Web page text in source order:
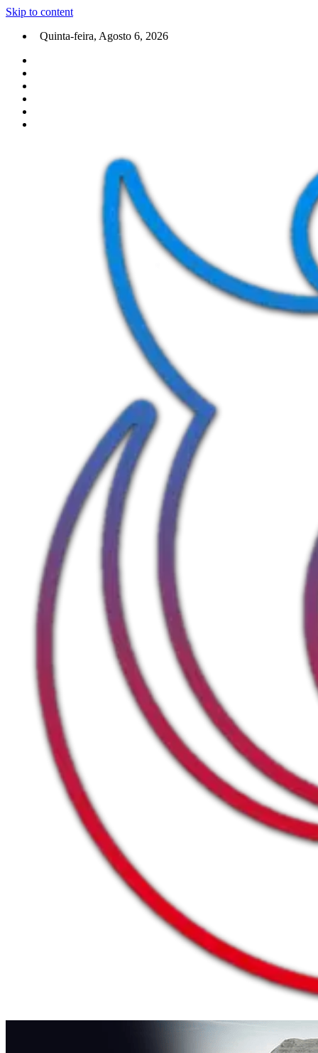
Skip to content
Quinta-feira, Agosto 6, 2026